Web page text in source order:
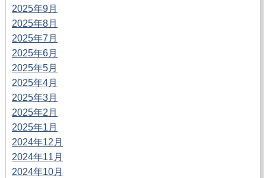
2025年9月
2025年8月
2025年7月
2025年6月
2025年5月
2025年4月
2025年3月
2025年2月
2025年1月
2024年12月
2024年11月
2024年10月